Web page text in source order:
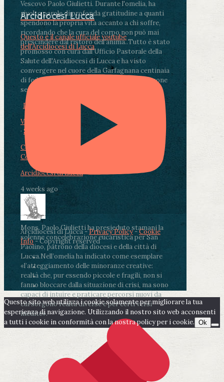
Vescovo Paolo Giulietti. Durante l'omelia, ha
rivolto parole di profonda gratitudine a quanti
spendono la propria vita accanto a chi soffre,
ricordando che la cura del corpo non può mai
prescindere dal ristoro dell'anima..Tutto è stato
promosso con cura dall'Ufficio Pastorale della
Salute dell'Arcidiocesi di Lucca e ha visto
convergere nel cuore della Garfagnana centinaia
di fedeli, operatori sanitari, volontari e persone
segnate dalla malattia.
Photo
View on Facebook
· Share
Condividi su Facebook
Condividi su LinkedIn
Arcidiocesi di Lucca
4 weeks ago
Mons. Paolo Giulietti ha presieduto stamani la
solenne concelebrazione eucaristica per San
Paolino, patrono della diocesi e della città di
Lucca.Nell’omelia ha indicato come esemplare
«l’atteggiamento delle minoranze creative:
realtà che, pur essendo piccole e fragili, non si
fanno bloccare dalla situazione di crisi, ma sono
capaci di intuire e praticare percorsi nuovi da
cui sorgono realtà diverse e per certi versi
inedite».
Arcidiocesi Lucca
Questo è il canale ufficiale youtube
dell'Arcidiocesi di Lucca
Arcidiocesi di Lucca -Privacy Policy-Cookie
Info- Copyright reserved
Questo sito web utilizza i cookie solamente per migliorare la tua
esperienza di navigazione. Utilizzando il nostro sito web acconsenti
a tutti i cookie in conformità con la nostra policy per i cookie. Ok